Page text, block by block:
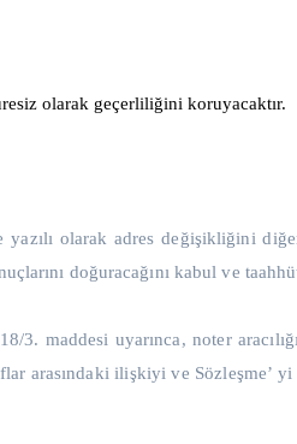
olarak geçerliliğini koruyacaktır.
olarak adres değişikliğini
doğuracağını kabul ve
maddesi uyarınca, noter
arasındaki ilişkiyi ve Sözleşme’